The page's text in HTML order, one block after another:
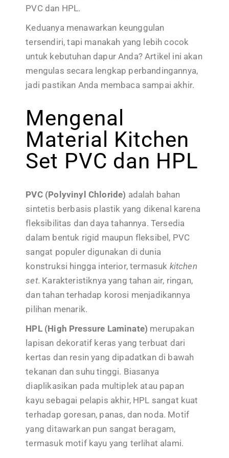
PVC dan HPL.
Keduanya menawarkan keunggulan
tersendiri, tapi manakah yang lebih cocok
untuk kebutuhan dapur Anda? Artikel ini akan
mengulas secara lengkap perbandingannya,
jadi pastikan Anda membaca sampai akhir.
Mengenal
Material Kitchen
Set PVC dan HPL
PVC (Polyvinyl Chloride) adalah bahan
sintetis berbasis plastik yang dikenal karena
fleksibilitas dan daya tahannya. Tersedia
dalam bentuk rigid maupun fleksibel, PVC
sangat populer digunakan di dunia
konstruksi hingga interior, termasuk kitchen
set. Karakteristiknya yang tahan air, ringan,
dan tahan terhadap korosi menjadikannya
pilihan menarik.
HPL (High Pressure Laminate) merupakan
lapisan dekoratif keras yang terbuat dari
kertas dan resin yang dipadatkan di bawah
tekanan dan suhu tinggi. Biasanya
diaplikasikan pada multiplek atau papan
kayu sebagai pelapis akhir, HPL sangat kuat
terhadap goresan, panas, dan noda. Motif
yang ditawarkan pun sangat beragam,
termasuk motif kayu yang terlihat alami.